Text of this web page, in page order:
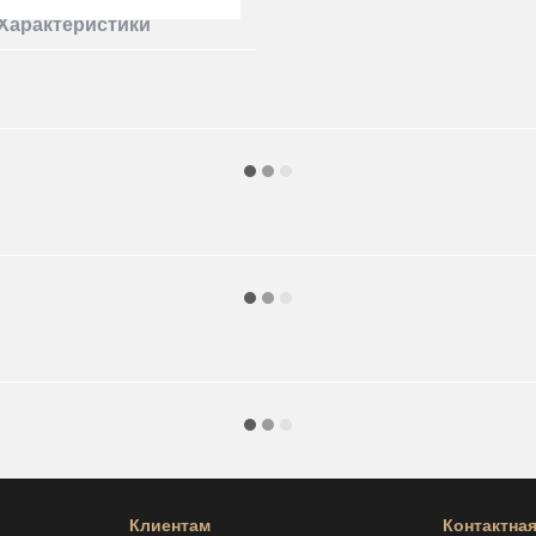
Клиентам